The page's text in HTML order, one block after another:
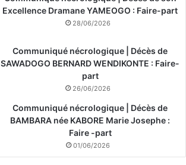
Excellence Dramane YAMEOGO : Faire-part
28/06/2026
Communiqué nécrologique | Décès de
SAWADOGO BERNARD WENDIKONTE : Faire-
part
26/06/2026
Communiqué nécrologique | Décès de
BAMBARA née KABORE Marie Josephe :
Faire -part
01/06/2026